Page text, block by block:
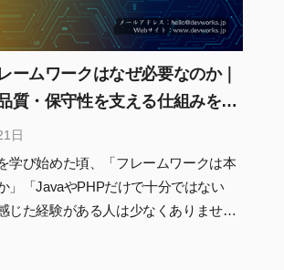
ームワークはなぜ必要なのか｜
質・保守性を支える仕組みを解
日
学び始めた頃、「フレームワークは本
」「JavaやPHPだけで十分ではない
じた経験がある人は少なくありませ
模なツールであればフレームワークな
ます。しかし、開発規模が大きくな